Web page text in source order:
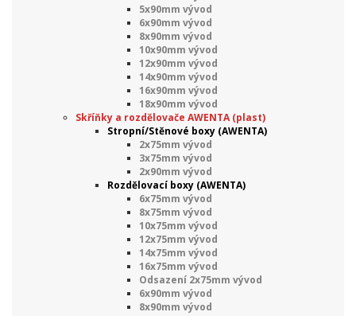
5x90mm vývod
6x90mm vývod
8x90mm vývod
10x90mm vývod
12x90mm vývod
14x90mm vývod
16x90mm vývod
18x90mm vývod
Skříňky a rozdělovače AWENTA (plast)
Stropní/Stěnové boxy (AWENTA)
2x75mm vývod
3x75mm vývod
2x90mm vývod
Rozdělovací boxy (AWENTA)
6x75mm vývod
8x75mm vývod
10x75mm vývod
12x75mm vývod
14x75mm vývod
16x75mm vývod
Odsazení 2x75mm vývod
6x90mm vývod
8x90mm vývod